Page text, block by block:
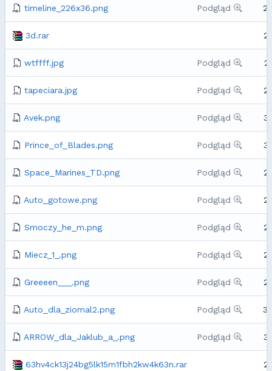
timeline_226x36.png Podgląd
3d.rar
wtffff.jpg Podgląd
tapeciara.jpg Podgląd
Avek.png Podgląd
Prince_of_Blades.png Podgląd
Space_Marines_TD.png Podgląd
Auto_gotowe.png Podgląd
Smoczy_he_m.png Podgląd
Miecz_1_.png Podgląd
Greeeen___.png Podgląd
Auto_dla_ziomal2.png Podgląd
ARROW_dla_Jaklub_a_.png Podgląd
63hv4ck13j24bg5lk15m1fbh2kw4k63n.rar